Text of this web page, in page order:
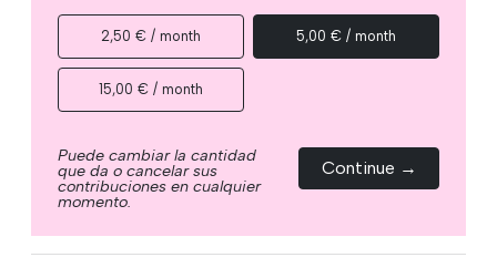
2,50 € / month 5,00 € / month
15,00 € / month
Puede cambiar la cantidad
que da o cancelar sus
contribuciones en cualquier
momento.
Continue →